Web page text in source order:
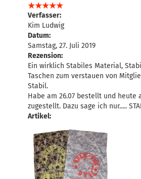
Verfasser:
Kim Ludwig
Datum:
Samstag, 27. Juli 2019
Rezension:
Ein wirklich Stabiles Material,
Taschen zum verstauen von
Stabil.
Habe am 26.07 bestellt und heute
zugestellt. Dazu sage ich nur.....
Artikel: